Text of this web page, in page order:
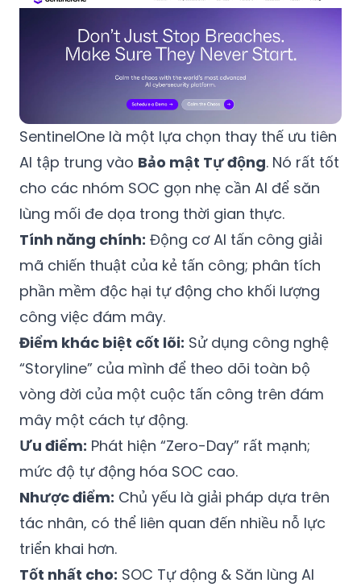
SentinelOne là một lựa chọn thay thế ưu tiên
AI tập trung vào Bảo mật Tự động. Nó rất tốt
cho các nhóm SOC gọn nhẹ cần AI để săn
lùng mối đe dọa trong thời gian thực.
Tính năng chính: Động cơ AI tấn công giải
mã chiến thuật của kẻ tấn công; phân tích
phần mềm độc hại tự động cho khối lượng
công việc đám mây.
Điểm khác biệt cốt lõi: Sử dụng công nghệ
“Storyline” của mình để theo dõi toàn bộ
vòng đời của một cuộc tấn công trên đám
mây một cách tự động.
Ưu điểm: Phát hiện “Zero-Day” rất mạnh;
mức độ tự động hóa SOC cao.
Nhược điểm: Chủ yếu là giải pháp dựa trên
tác nhân, có thể liên quan đến nhiều nỗ lực
triển khai hơn.
Tốt nhất cho: SOC Tự động & Săn lùng AI